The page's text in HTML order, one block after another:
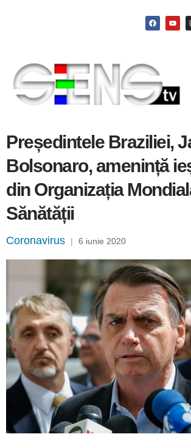
Președintele Braziliei,
Bolsonaro, amenință
din Organizația
Sănătății
Coronavirus | 6 iunie 2020